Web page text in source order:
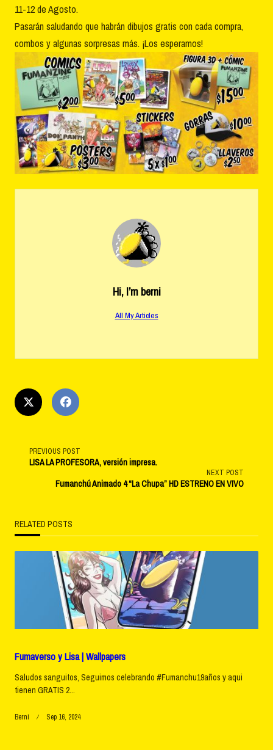
11-12 de Agosto.
Pasarán saludando que habrán dibujos gratis con cada compra,
combos y algunas sorpresas más. ¡Los esperamos!
Hi, I’m berni
All My Articles
<span
class="nav-
screen-
reader-
text">Page</span>
PREVIOUS POST
LISA LA PROFESORA, versión impresa.
NEXT POST
Fumanchú Animado 4 “La Chupa” HD ESTRENO EN VIVO
RELATED POSTS
Fumaverso y Lisa | Wallpapers
Saludos sanguitos, Seguimos celebrando #Fumanchu19años y aqui
tienen GRATIS 2...
Berni Sep 16, 2024